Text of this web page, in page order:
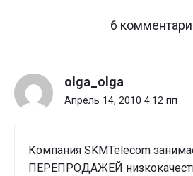
6
olga_olga
Апрель 14, 2010 4:12 пп
Компания SKMTelecom
ПЕРЕПРОДАЖЕЙ